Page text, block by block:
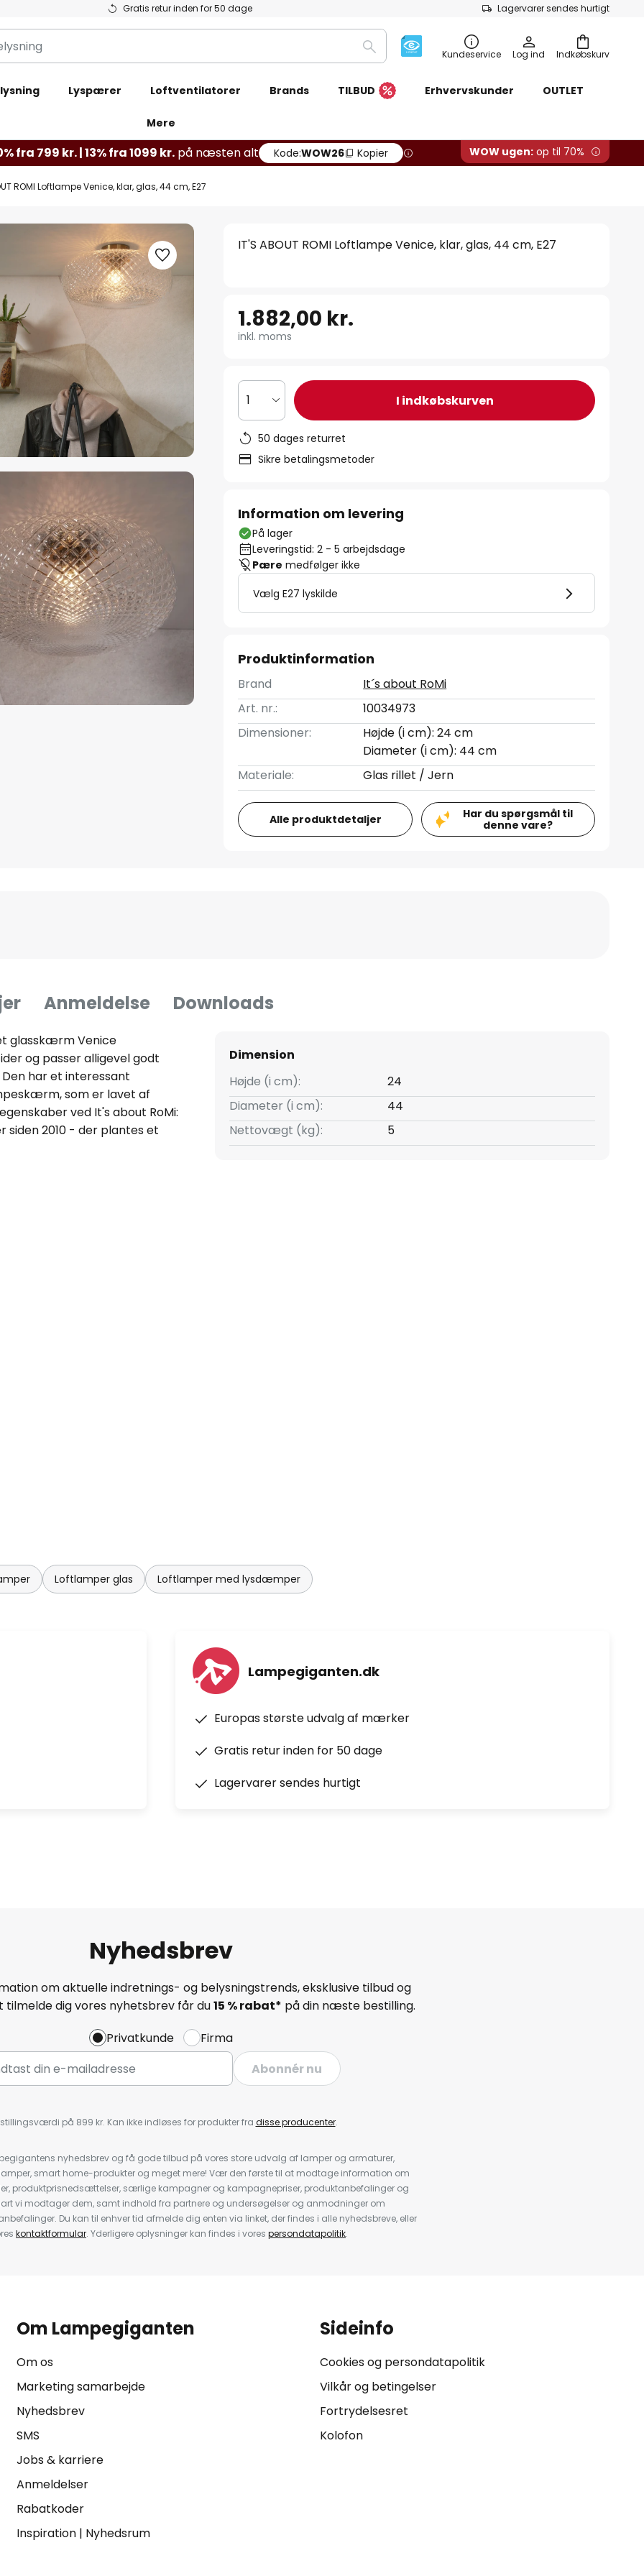
Gratis retur inden for 50 dage Lagervarer sendes hurtigt
Indkøbskurv
Søg Kundeservice Log ind
Lyspærer Loftventilatorer Brands TILBUD Erhvervskunder OUTLET
Mere
fra 799 kr. | 13% fra 1099 kr. på næsten alt Kode:WOW26 Kopier WOW ugen: op til 70%
ROMI Loftlampe Venice, klar, glas, 44 cm, E27
IT'S ABOUT ROMI Loftlampe Venice, klar, glas, 44 cm, E27
1.882,00 kr.
inkl. moms
1 I indkøbskurven
50 dages returret
Sikre betalingsmetoder
Information om levering
På lager
Leveringstid: 2 - 5 arbejdsdage
Pære medfølger ikke
Vælg E27 lyskilde
Produktinformation
Brand
It´s about RoMi
Art. nr.:
10034973
Dimensioner:
Højde (i cm): 24 cm
Diameter (i cm): 44 cm
Materiale:
Glas rillet / Jern
Alle produktdetaljer
Har du spørgsmål til
denne vare?
Anmeldelse Downloads
glasskærm Venice
og passer alligevel godt
har et interessant
som er lavet af
ved It's about RoMi:
2010 - der plantes et
udligner CO2-udledningen -
Dimension
Højde (i cm):
24
Diameter (i cm):
44
Nettovægt (kg):
5
Loftlamper glas Loftlamper med lysdæmper
Lampegiganten.dk
Europas største udvalg af mærker
Gratis retur inden for 50 dage
Lagervarer sendes hurtigt
Nyhedsbrev
om aktuelle indretnings- og belysningstrends, eksklusive tilbud og
tilmelde dig vores nyhetsbrev får du15 % rabat* på din næste bestilling.
Privatkunde
Firma
Abonnér nu
på 899 kr. Kan ikke indløses for produkter fra disse producenter.
nyhedsbrev og få gode tilbud på vores store udvalg af lamper og armaturer,
smart home-produkter og meget mere! Vær den første til at modtage information om
produktprisnedsættelser, særlige kampagner og kampagnepriser, produktanbefalinger og
vi modtager dem, samt indhold fra partnere og undersøgelser og anmodninger om
Du kan til enhver tid afmelde dig enten via linket, der findes i alle nyhedsbreve, eller
kontaktformular. Yderligere oplysninger kan findes i vores persondatapolitik.
Om Lampegiganten
Om os
Marketing samarbejde
Nyhedsbrev
SMS
Jobs & karriere
Anmeldelser
Rabatkoder
Inspiration| Nyhedsrum
Sideinfo
Cookies og persondatapolitik
Vilkår og betingelser
Fortrydelsesret
Kolofon